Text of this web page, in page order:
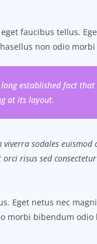
faucibus tellus.
non odio
established fact
at its layout.
viverra sodales
orci risus sed
Eget netus nec
morbi bibendum odio